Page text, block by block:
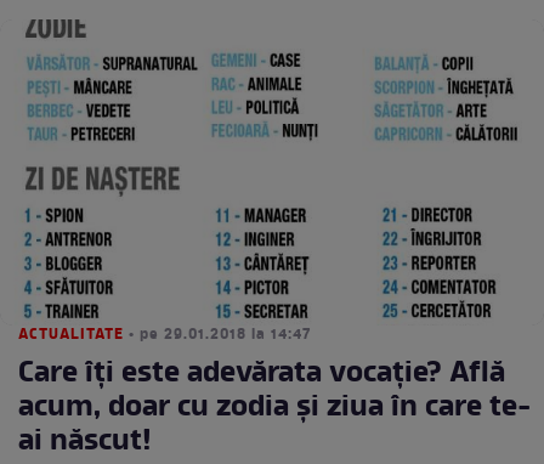
ACTUALITATE • pe 29.01.2018 la 14:47
Care îți este adevărata vocație? Află
acum, doar cu zodia și ziua în care te-
ai născut!